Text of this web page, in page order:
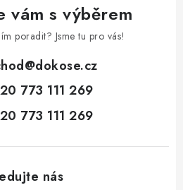
vám s výběrem
poradit? Jsme tu pro vás!
@dokose.cz
773 111 269
773 111 269